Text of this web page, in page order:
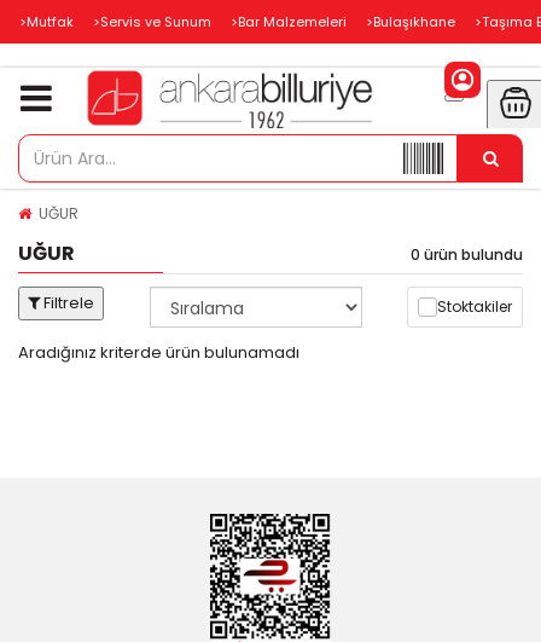
>Mutfak >Servis ve Sunum >Bar Malzemeleri >Bulaşıkhane >Taşıma
UĞUR
UĞUR 0 ürün bulundu
Filtrele Stoktakiler
Aradığınız kriterde ürün bulunamadı